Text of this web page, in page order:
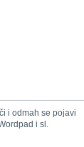
i odmah se pojavi
i sl.